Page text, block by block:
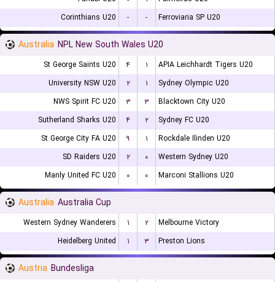
Corinthians U20
- - Ferroviaria SP U20
Australia NPL New South Wales U20
St George Saints U20 ۴ ۱
APIA Leichhardt Tigers U20
University NSW U20
۲ ۱
Sydney Olympic U20
NWS Spirit FC U20
۳ ۳
Blacktown City U20
Sutherland Sharks U20
۴ ۲
Sydney FC U20
St George City FA U20
۹ ۱
Rockdale Ilinden U20
SD Raiders U20
۲ ۰
Western Sydney U20
Manly United FC U20
۰ ۰ Marconi Stallions U20
Australia Australia Cup
Western Sydney Wanderers ۱ ۲
Melbourne Victory
Heidelberg United
۱ ۳ Preston Lions
Austria Bundesliga